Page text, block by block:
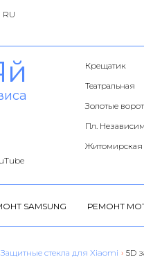
Крещатик
Театральная
Золотые
Пл.
Житомирская
SAMSUNG РЕМОНТ
Защитные стекла для Xiaomi › 5D